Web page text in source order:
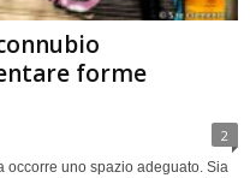
forme
2
occorre uno spazio adeguato. Sia